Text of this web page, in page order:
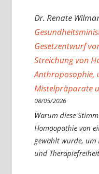
Dr. Renate
Gesetzentwurf
Streichung von
Anthroposophie,
Mistelpräparate
08/05/2026
Warum diese
Homöopathie von
gewählt wurde, um
und